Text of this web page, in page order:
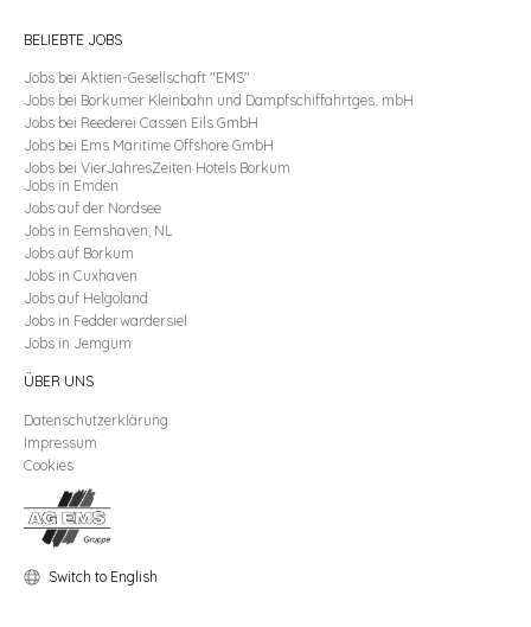
Switch to English
BELIEBTE JOBS
Jobs bei Aktien-Gesellschaft "EMS"
Jobs bei Borkumer Kleinbahn und Dampfschiffahrtges. mbH
Jobs bei Reederei Cassen Eils GmbH
Jobs bei Ems Maritime Offshore GmbH
Jobs bei VierJahresZeiten Hotels Borkum
Jobs in Emden
Jobs auf der Nordsee
Jobs in Eemshaven, NL
Jobs auf Borkum
Jobs in Cuxhaven
Jobs auf Helgoland
Jobs in Fedderwardersiel
Jobs in Jemgum
ÜBER UNS
Datenschutzerklärung
Impressum
Cookies